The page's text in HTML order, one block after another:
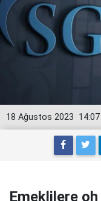
14:07
18 Ağustos 2023
Emeklilere